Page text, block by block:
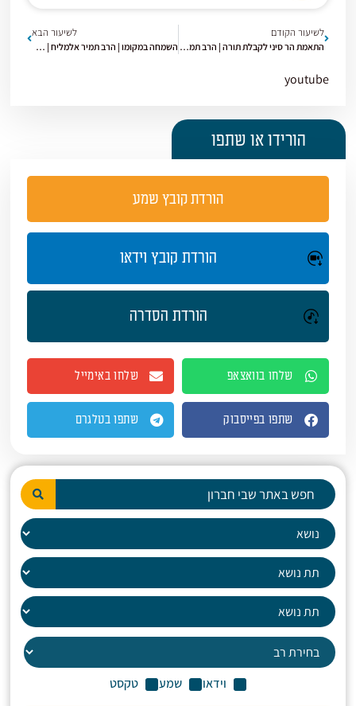
לשיעור הקודם
התאמת הר סיני לקבלת תורה | הרב תמיר אלמליח | חובת הלבבות | תשפ"ו [9]
לשיעור הבא
השמחה במקומו | הרב תמיר אלמליח | חובת הלבבות | תשפ"ו [11]
youtube
הורידו או שתפו
הורדת קובץ שמע
הורדת קובץ וידאו
הורדת הסדרה
שלחו בוואצאפ שלחו באימייל
שתפו בפייסבוק שתפו בטלגרם
וידאו שמע טקסט